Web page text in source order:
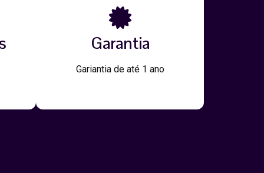
Garantia
Gariantia de até 1 ano